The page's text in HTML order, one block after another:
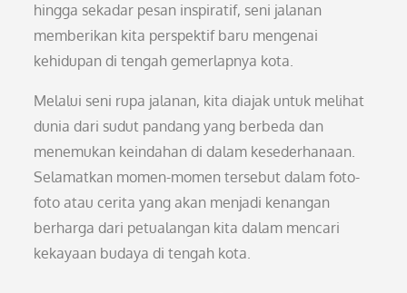
hingga sekadar pesan inspiratif, seni jalanan
memberikan kita perspektif baru mengenai
kehidupan di tengah gemerlapnya kota.
Melalui seni rupa jalanan, kita diajak untuk melihat
dunia dari sudut pandang yang berbeda dan
menemukan keindahan di dalam kesederhanaan.
Selamatkan momen-momen tersebut dalam foto-
foto atau cerita yang akan menjadi kenangan
berharga dari petualangan kita dalam mencari
kekayaan budaya di tengah kota.